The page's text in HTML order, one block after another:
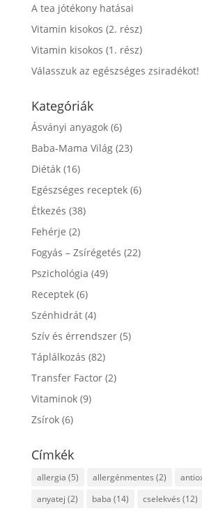
A tea jótékony hatásai
Vitamin kisokos (2. rész)
Vitamin kisokos (1. rész)
Válasszuk az egészséges zsiradékot!
Kategóriák
Ásványi anyagok(6)
Baba-Mama Világ(23)
Diéták(16)
Egészséges receptek(6)
Étkezés (38)
Fehérje (2)
Fogyás – Zsírégetés (22)
Pszichológia (49)
Receptek(6)
Szénhidrát(4)
Szív és érrendszer(5)
Táplálkozás (82)
Transfer Factor(2)
Vitaminok(9)
Zsírok(6)
Címkék
allergia (5) allergénmentes (2)
anyatej (2) baba (14) cselekvés (12)